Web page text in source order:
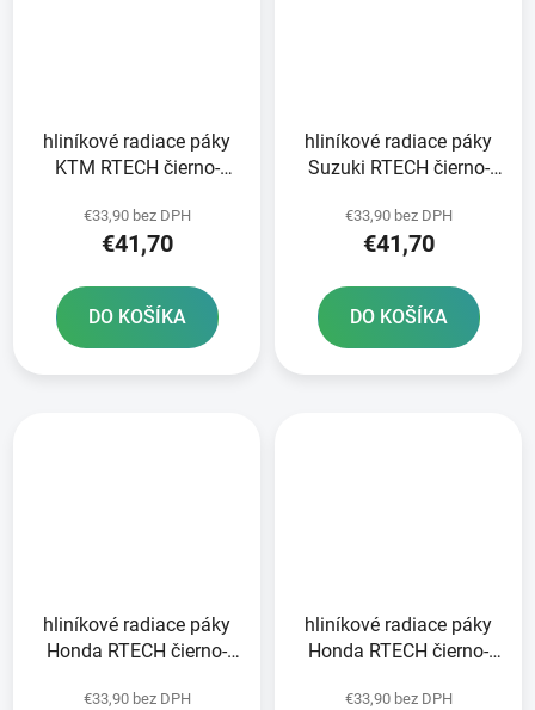
hliníkové radiace páky
KTM RTECH čierno-
€33,90 bez DPH
€41,70
DO KOŠÍKA
hliníkové radiace páky
Suzuki RTECH čierno-
€33,90 bez DPH
€41,70
DO KOŠÍKA
hliníkové radiace páky
Honda RTECH čierno-
€33,90 bez DPH
hliníkové radiace páky
Honda RTECH čierno-
€33,90 bez DPH